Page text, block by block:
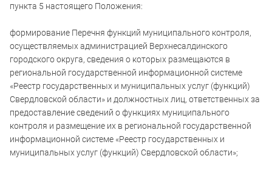
пункта 5 настоящего Положения:
формирование Перечня функций муниципального контроля,
осуществляемых администрацией Верхнесалдинского
городского округа, сведения о которых размещаются в
региональной государственной информационной системе
«Реестр государственных и муниципальных услуг (функций)
Свердловской области» и должностных лиц, ответственных за
предоставление сведений о функциях муниципального
контроля и размещение их в региональной государственной
информационной системе «Реестр государственных и
муниципальных услуг (функций) Свердловской области»;